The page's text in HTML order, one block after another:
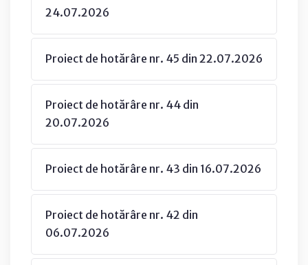
24.07.2026
Proiect de hotărâre nr. 45 din 22.07.2026
Proiect de hotărâre nr. 44 din
20.07.2026
Proiect de hotărâre nr. 43 din 16.07.2026
Proiect de hotărâre nr. 42 din
06.07.2026